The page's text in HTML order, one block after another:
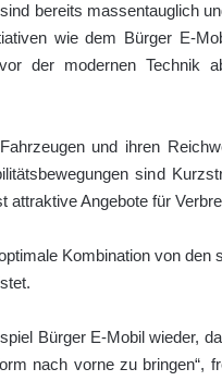
bereits massentauglich
wie dem Bürger E-
der modernen Technik
und ihren
sind
attraktive Angebote für
Kombination von
Bürger E-Mobil wieder,
nach vorne zu bringen“,